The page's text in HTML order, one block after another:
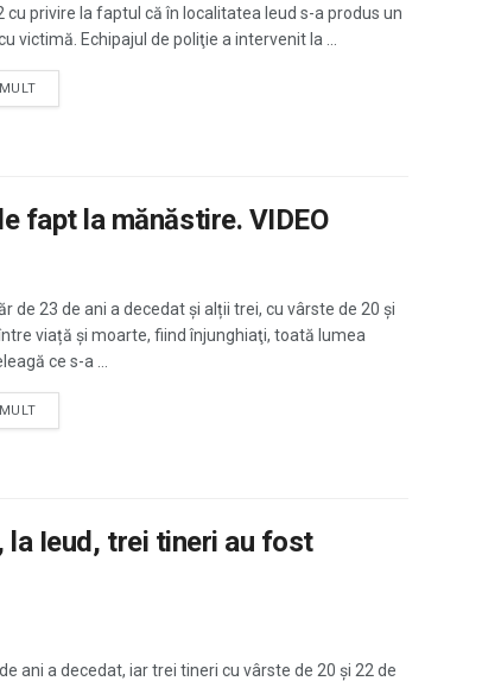
cu privire la faptul că în localitatea Ieud s-a produs un
victimă. Echipajul de poliţie a intervenit la ...
fapt la mănăstire. VIDEO
de 23 de ani a decedat și alții trei, cu vârste de 20 şi
viață și moarte, fiind înjunghiaţi, toată lumea
ce s-a ...
la Ieud, trei tineri au fost
ani a decedat, iar trei tineri cu vârste de 20 şi 22 de